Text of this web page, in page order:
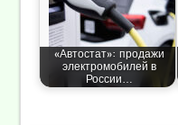
«Автостат»: продажи
электромобилей в
России…